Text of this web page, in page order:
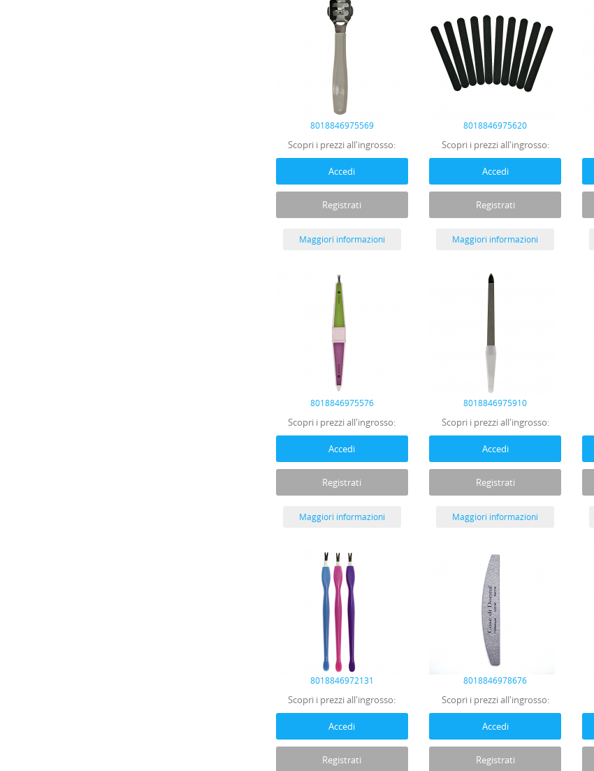
8018846975569
Scopri i prezzi all'ingrosso:
Accedi
Registrati
Maggiori informazioni
8018846975620
Scopri i prezzi all'ingrosso:
Accedi
Registrati
Maggiori informazioni
8018846975576
Scopri i prezzi all'ingrosso:
Accedi
Registrati
Maggiori informazioni
8018846975910
Scopri i prezzi all'ingrosso:
Accedi
Registrati
Maggiori informazioni
8018846972131
Scopri i prezzi all'ingrosso:
Accedi
Registrati
8018846978676
Scopri i prezzi all'ingrosso:
Accedi
Registrati